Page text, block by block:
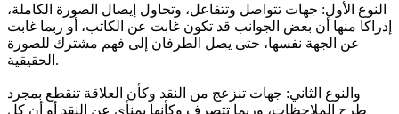
النوع الأول: جهات تتواصل وتتفاعل، وتحاول إيصال الصورة الكاملة،
إدراكا منها أن بعض الجوانب قد تكون غابت عن الكاتب، أو ربما غابت
عن الجهة نفسها، حتى يصل الطرفان إلى فهم مشترك للصورة
الحقيقية.
والنوع الثاني: جهات تنزعج من النقد وكأن العلاقة تنقطع بمجرد
طرح الملاحظات، وربما تتصرف وكأنها بمنأى عن النقد أو أن كل